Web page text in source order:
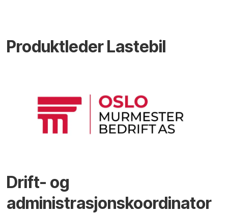
Produktleder Lastebil
Drift- og
administrasjonskoordinator